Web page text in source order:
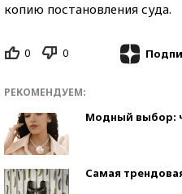
копию постановления суда.
0 0
РЕКОМЕНДУЕМ:
Модный выбор:
Самая